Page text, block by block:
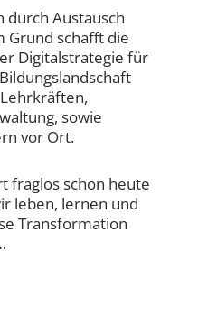
Austausch
Grund schafft die
Digitalstrategie für
sowie
vor Ort.
fraglos schon heute
leben, lernen und
Transformation